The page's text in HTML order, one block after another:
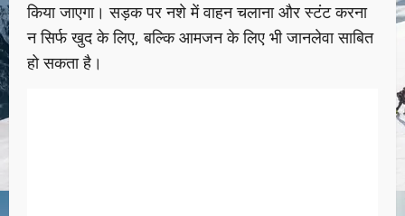
किया जाएगा। सड़क पर नशे में वाहन चलाना और स्टंट करना
न सिर्फ खुद के लिए, बल्कि आमजन के लिए भी जानलेवा साबित
हो सकता है।